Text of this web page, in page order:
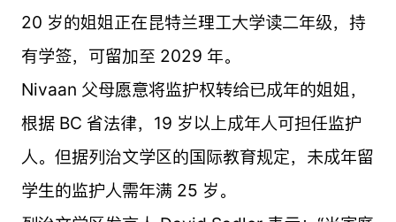
20 岁的姐姐正在昆特兰理工大学读二年级，持
有学签，可留加至 2029 年。
Nivaan 父母愿意将监护权转给已成年的姐姐，
根据 BC 省法律，19 岁以上成年人可担任监护
人。但据列治文学区的国际教育规定，未成年留
学生的监护人需年满 25 岁。